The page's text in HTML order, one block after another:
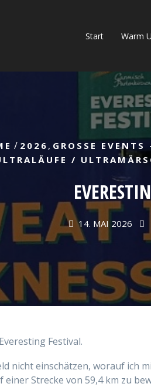
Start Warm
/ 2026 , GROSSE EVENTS
/
14. MAI 2026
Festival.
nicht einschätzen, worauf ich
einer Strecke von 59,4 km zu